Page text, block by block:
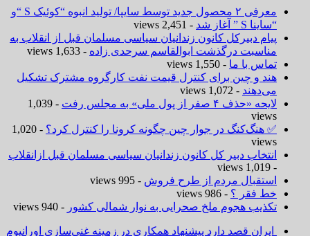
معرفی ۲ محصول جدید توسط سایپا/ تولید انبوه “کوئیک S “و
“ساینا S ” آغاز شد
- 2,451 views
پیام دبیرکل کانون زندانیان سیاسی مسلمان قبل از انقلاب به
مناسبت درگذشت ابوالقاسم سرحدی زاده - 1,633 views
تماس با ما - 1,550 views
هند و چین برای کنترل قیمت نفت کارگروه مشترک تشکیل
می‌دهند - 1,072 views
لایحه «حذف ۴ صفر از پول ملی» به مجلس رفت
- 1,039
views
✅ هنگ‌کنگ در جوار چین چگونه کرونا را کنترل کرد؟
- 1,020
views
انتخاب دبیر کل کانون زندانیان سیاسی مسلمان قبل ازانقلاب
- 1,019 views
استقبال مردم از طرح فروش - 995 views
خط فقر ؟ - 986 views
تکذیب هجوم ملخ صحرایی به نوار شمالی کشور - 940 views
ایران قصد دارد پیشنهاد همکاری در زمینه غنی‌سازی اورانیوم